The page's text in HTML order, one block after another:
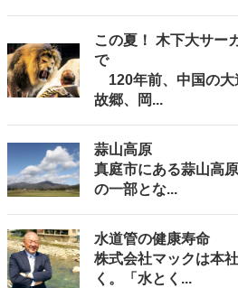
この夏！ 木下大サー
で
120年前、中国の大
故郷、岡...
蒜山高原
真庭市にある蒜山高
の一部とな...
水道管の健康寿命
株式会社マックは本
く。「水とく...